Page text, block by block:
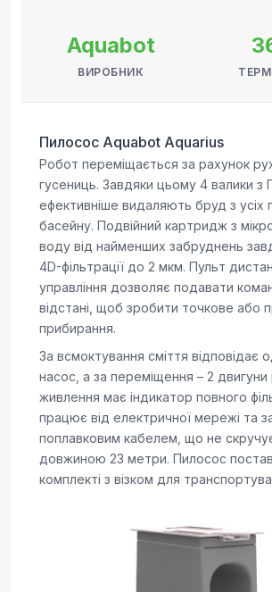
Aquabot
ВИРОБНИК
Пилосос Aquabot Aquarius
Робот переміщається за рахунок
гусениць. Завдяки цьому 4 валики з
ефективніше видаляють бруд з усіх
басейну. Подвійний картридж з
воду від найменших забруднень
4D-фільтрації до 2 мкм. Пульт
управління дозволяє подавати
відстані, щоб зробити точкове або
прибирання.
За всмоктування сміття відповідає
насос, а за переміщення – 2 двигуни
живлення має індикатор повного
працює від електричної мережі та
поплавковим кабелем, що не
довжиною 23 метри. Пилосос
комплекті з візком для